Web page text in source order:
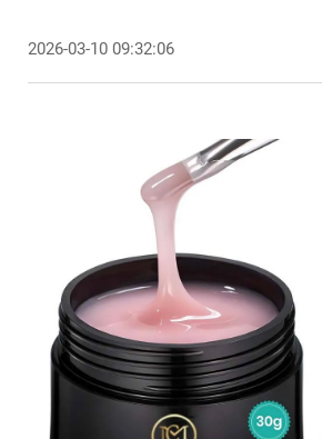
2026-03-10 09:32:06